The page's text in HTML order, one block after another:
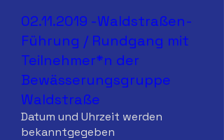
02.11.2019 -Waldstraßen-
Führung / Rundgang mit
Teilnehmer*n der
Bewässerungsgruppe
Waldstraße
Datum und Uhrzeit werden
bekanntgegeben